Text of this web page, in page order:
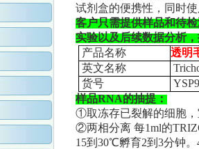
试剂盒的便携性，同时
客户只需提供样品和待
实验以及后续数据分析
产品名称
透明
英文名称
货号
样品RNA的抽提：
①取冻存已裂解的细胞
②两相分离 每1ml的
15到30℃孵育2到3分钟